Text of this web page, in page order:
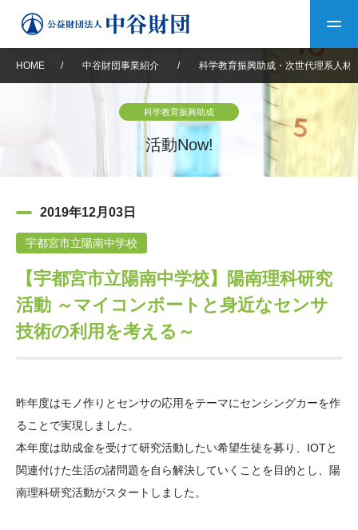
中谷財団について
設立趣意書
沿革 40年史デジタルブック
中谷財団40年史
40年史別冊
年報一覧
中谷財団事業紹介
神戸賞 長期大型研究助成
研究助成 交流助成
ム
科学教育振興助成・
次世代理系人材育成プ
ログラム助成
中谷財団動画紹介
その他情報
その他情報
個人情報保護に関する
アクセス よくあるご質問
サイトマップ 中谷財団アーカイブ
お問い合わせ
日本語 English マイページ
HOME / 中谷財団事業紹介 / 科学教育振興助成・次世代理系人材
科学教育振興助成
活動Now!
2019年12月03日
宇都宮市立陽南中学校
【宇都宮市立陽南中学校】陽南理科研究
活動 ～マイコンボートと身近なセンサ
技術の利用を考える～
昨年度はモノ作りとセンサの応用をテーマにセンシングカーを作
ることで実現しました。
本年度は助成金を受けて研究活動したい希望生徒を募り、IOTと
関連付けた生活の諸問題を自ら解決していくことを目的とし、陽
南理科研究活動がスタートしました。